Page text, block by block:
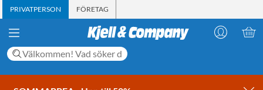
PRIVATPERSON FÖRETAG